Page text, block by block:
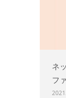
ネ
フ